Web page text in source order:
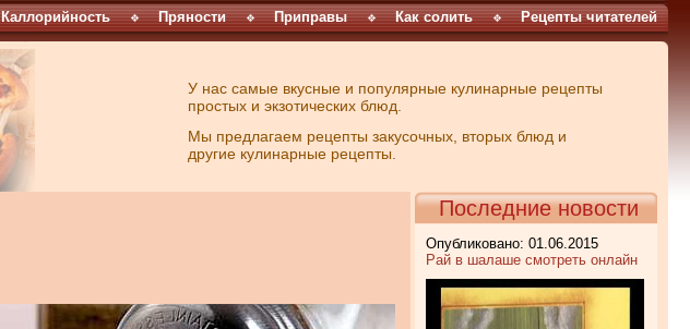
Каллорийность Пряности Приправы Как солить Рецепты читателей
У нас самые вкусные и популярные кулинарные рецепты
простых и экзотических блюд.
Мы предлагаем рецепты закусочных, вторых блюд и
другие кулинарные рецепты.
Последние новости
Опубликовано: 01.06.2015
Рай в шалаше смотреть онлайн